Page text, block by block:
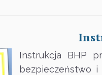
Instrukcja BHP
bezpieczeństwo i